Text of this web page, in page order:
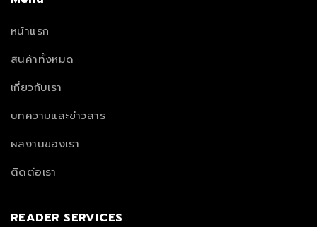
หน้าแรก
สินค้าทั้งหมด
เกี่ยวกับเรา
บทความและข่าวสาร
ผลงานของเรา
ติดต่อเรา
READER SERVICES